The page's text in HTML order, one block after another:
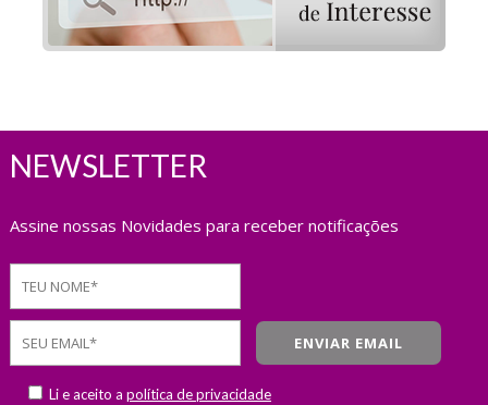
NEWSLETTER
Assine nossas Novidades para receber notificações
Li e aceito a política de privacidade